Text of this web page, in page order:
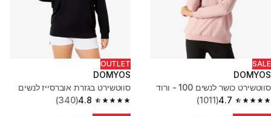
SALE
DOMYOS
סווטשירט כושר לנשים 100 - ורוד
4.7
4.7 out of 5 stars from 1011 reviews
(1011)
OUTLET
DOMYOS
סווטשירט בגזרת אוברסייז לנשים
4.8
4.8 out of 5 stars from 340 reviews
(340)